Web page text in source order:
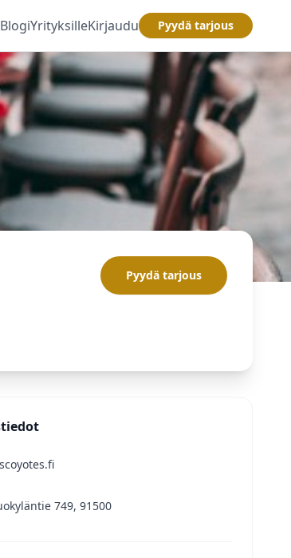
BlogiYrityksilleKirjaudu Pyydä tarjous
Pyydä tarjous
749, 91500